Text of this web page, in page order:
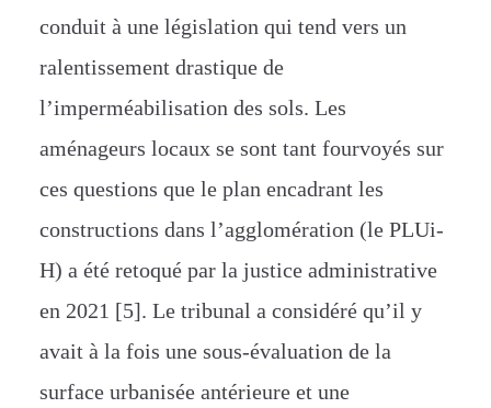
conduit à une législation qui tend vers un
ralentissement drastique de
l’imperméabilisation des sols. Les
aménageurs locaux se sont tant fourvoyés sur
ces questions que le plan encadrant les
constructions dans l’agglomération (le PLUi-
H) a été retoqué par la justice administrative
en 2021 [5]. Le tribunal a considéré qu’il y
avait à la fois une sous-évaluation de la
surface urbanisée antérieure et une